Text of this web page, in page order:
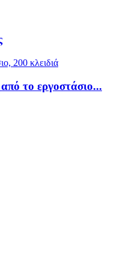
το εργοστάσιο...